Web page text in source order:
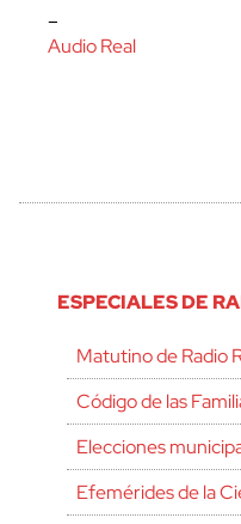
–
Audio Real
ESPECIALES DE
Matutino de Radio
Código de las
Elecciones
Efemérides de la